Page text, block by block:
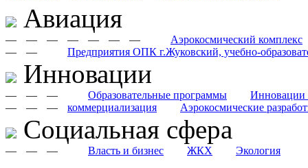
Авиация
— Аэрокосмический комплекс
— — — — —
—
Предприятия ОПК г.Жуковский, учебно-
— —
Инновации
— Образовательные программы
— Инновации
—
коммерциализация
— Аэрокосмические
— —
Cоциальная сфера
— Власть и бизнес
— ЖКХ
— Экология